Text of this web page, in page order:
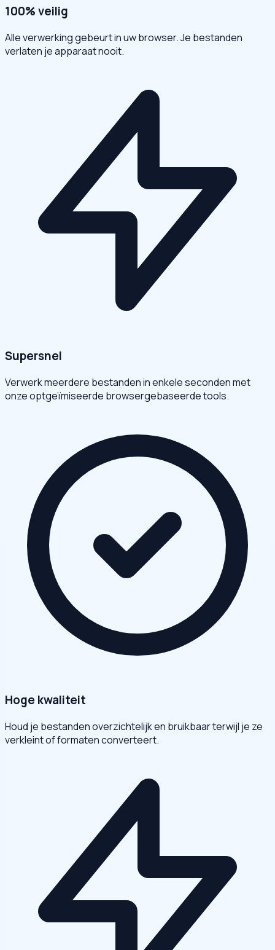
100% veilig
Alle verwerking gebeurt in uw browser. Je bestanden
verlaten je apparaat nooit.
Supersnel
Verwerk meerdere bestanden in enkele seconden met
onze optgeïmiseerde browsergebaseerde tools.
Hoge kwaliteit
Houd je bestanden overzichtelijk en bruikbaar terwijl je ze
verkleint of formaten converteert.